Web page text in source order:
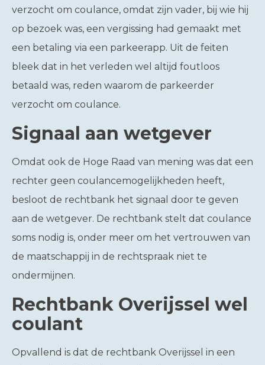
verzocht om coulance, omdat zijn vader, bij wie hij
op bezoek was, een vergissing had gemaakt met
een betaling via een parkeerapp. Uit de feiten
bleek dat in het verleden wel altijd foutloos
betaald was, reden waarom de parkeerder
verzocht om coulance.
Signaal aan wetgever
Omdat ook de Hoge Raad van mening was dat een
rechter geen coulancemogelijkheden heeft,
besloot de rechtbank het signaal door te geven
aan de wetgever. De rechtbank stelt dat coulance
soms nodig is, onder meer om het vertrouwen van
de maatschappij in de rechtspraak niet te
ondermijnen.
Rechtbank Overijssel wel
coulant
Opvallend is dat de rechtbank Overijssel in een